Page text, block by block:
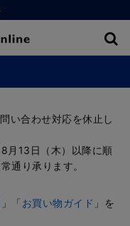
い合わせ対応を休止し
月13日（木）以降に順
通り承ります。
」「お買い物ガイド 」を